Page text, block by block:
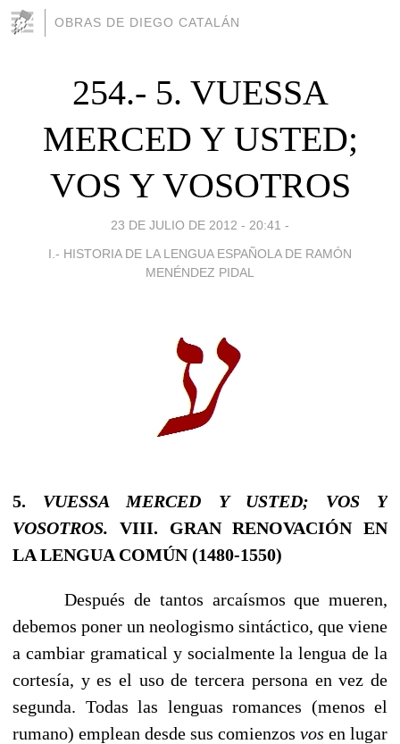
OBRAS DE DIEGO CATALÁN
254.- 5. VUESSA
MERCED Y USTED;
VOS Y VOSOTROS
23 DE JULIO DE 2012 - 20:41 -
I.- HISTORIA DE LA LENGUA ESPAÑOLA DE RAMÓN
MENÉNDEZ PIDAL
5. VUESSA MERCED Y USTED; VOS Y
VOSOTROS. VIII. GRAN RENOVACIÓN EN
LA LENGUA COMÚN (1480-1550)
Después de tantos arcaísmos que mueren,
debemos poner un neologismo sintáctico, que viene
a cambiar gramatical y socialmente la lengua de la
cortesía, y es el uso de tercera persona en vez de
segunda. Todas las lenguas romances (menos el
rumano) emplean desde sus comienzos vos en lugar